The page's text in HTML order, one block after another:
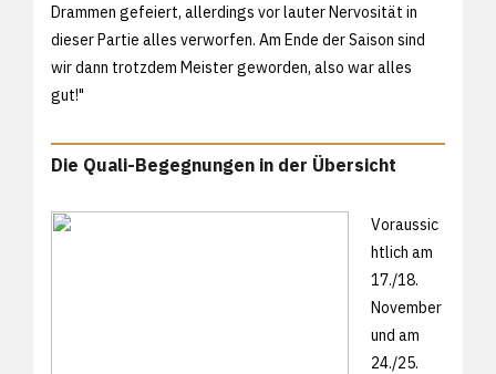
Drammen gefeiert, allerdings vor lauter Nervosität in
dieser Partie alles verworfen. Am Ende der Saison sind
wir dann trotzdem Meister geworden, also war alles
gut!"
Die Quali-Begegnungen in der Übersicht
Voraussic
htlich am
17./18.
November
und am
24./25.